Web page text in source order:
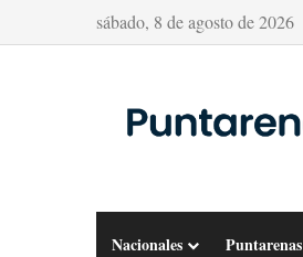
sábado, 8 de agosto de 2026
Nacionales Puntarenas